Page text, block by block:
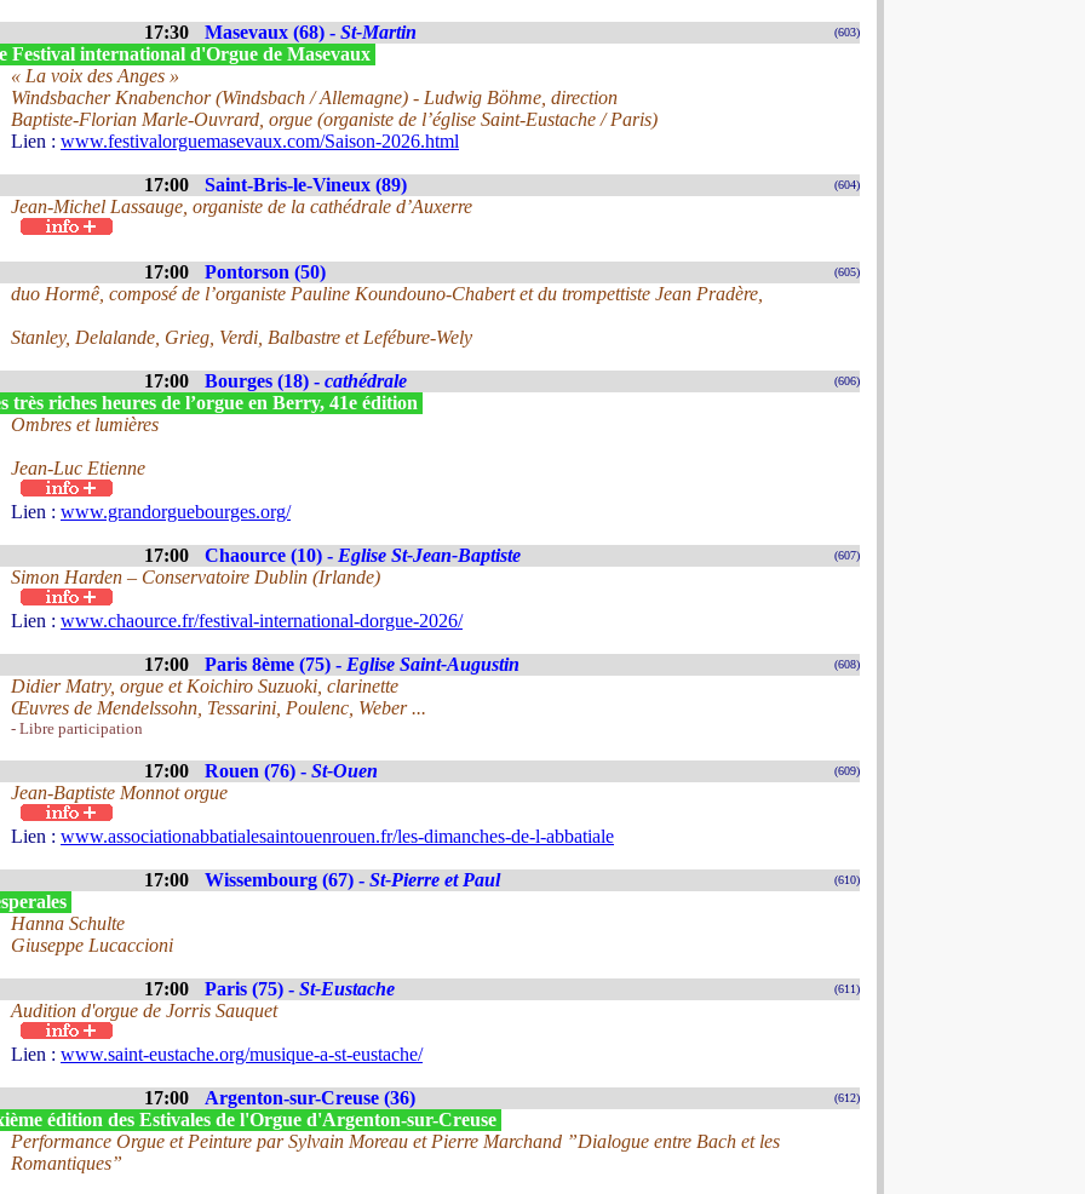
17:30 Masevaux (68) - St-Martin (603)
Festival international d'Orgue de Masevaux
« La voix des Anges »
Windsbacher Knabenchor (Windsbach / Allemagne) - Ludwig Böhme, direction
Baptiste-Florian Marle-Ouvrard, orgue (organiste de l’église Saint-Eustache / Paris)
Lien : www.festivalorguemasevaux.com/Saison-2026.html
17:00 Saint-Bris-le-Vineux (89) (604)
Jean-Michel Lassauge, organiste de la cathédrale d’Auxerre
17:00 Pontorson (50) (605)
duo Hormê, composé de l’organiste Pauline Koundouno-Chabert et du trompettiste Jean Pradère,
Stanley, Delalande, Grieg, Verdi, Balbastre et Lefébure-Wely
17:00 Bourges (18) - cathédrale (606)
très riches heures de l’orgue en Berry, 41e édition
Ombres et lumières
Jean-Luc Etienne
Lien : www.grandorguebourges.org/
17:00 Chaource (10) - Eglise St-Jean-Baptiste (607)
Simon Harden – Conservatoire Dublin (Irlande)
Lien : www.chaource.fr/festival-international-dorgue-2026/
17:00 Paris 8ème (75) - Eglise Saint-Augustin (608)
Didier Matry, orgue et Koichiro Suzuoki, clarinette
Œuvres de Mendelssohn, Tessarini, Poulenc, Weber ...
- Libre participation
17:00 Rouen (76) - St-Ouen (609)
Jean-Baptiste Monnot orgue
Lien : www.associationabbatialesaintouenrouen.fr/les-dimanches-de-l-abbatiale
17:00 Wissembourg (67) - St-Pierre et Paul (610)
Hanna Schulte
Giuseppe Lucaccioni
17:00 Paris (75) - St-Eustache (611)
Audition d'orgue de Jorris Sauquet
Lien : www.saint-eustache.org/musique-a-st-eustache/
17:00 Argenton-sur-Creuse (36) (612)
édition des Estivales de l'Orgue d'Argenton-sur-Creuse
Performance Orgue et Peinture par Sylvain Moreau et Pierre Marchand ”Dialogue entre Bach et les
Romantiques”